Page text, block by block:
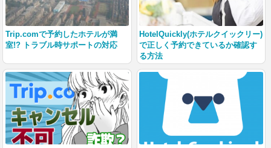
Trip.comで予約したホテルが満
室!? トラブル時サポートの対応
HotelQuickly(ホテルクイックリー)
で正しく予約できているか確認す
る方法